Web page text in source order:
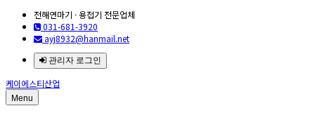
전해연마기 · 용접기 전문업체
031-681-3920
ayj8932@hanmail.net
관리자 로그인
케이에스티산업
Menu